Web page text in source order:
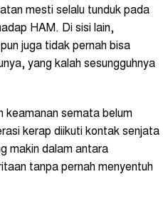
mesti selalu tunduk pada
HAM. Di sisi lain,
juga tidak pernah bisa
yang kalah sesungguhnya
keamanan semata belum
kerap diikuti kontak senjata
makin dalam antara
tanpa pernah menyentuh